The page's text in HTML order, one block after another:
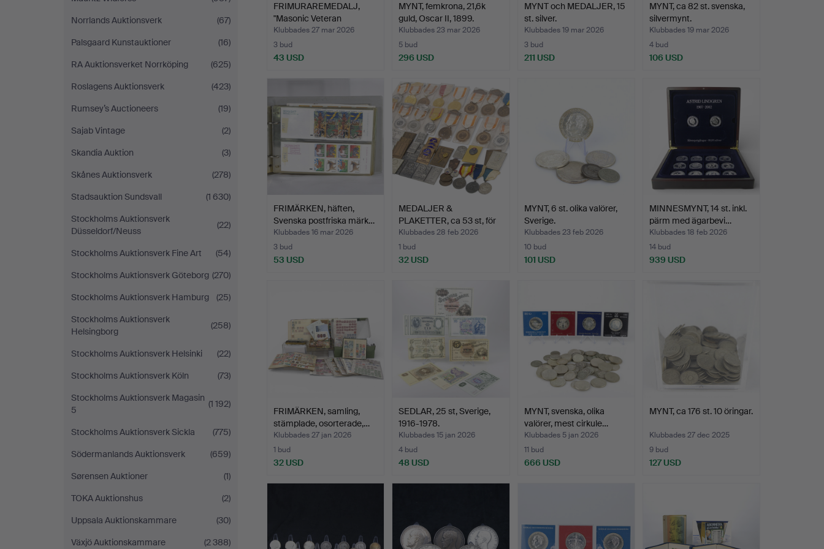
Norrlands Auktionsverk
(67)
Palsgaard Kunstauktioner
(16)
RA Auktionsverket Norrköping
(625)
Roslagens Auktionsverk
(423)
Rumsey’s Auctioneers
(19)
Sajab Vintage
(2)
Skandia Auktion
(3)
Skånes Auktionsverk
(278)
Stadsauktion Sundsvall
(1 630)
Stockholms Auktionsverk
Düsseldorf/Neuss
(22)
Stockholms Auktionsverk Fine Art
(54)
Stockholms Auktionsverk Göteborg (270)
Stockholms Auktionsverk Hamburg
(25)
Stockholms Auktionsverk
Helsingborg
(258)
Stockholms Auktionsverk Helsinki
(22)
Stockholms Auktionsverk Köln
(73)
Stockholms Auktionsverk Magasin
5
(1 192)
Stockholms Auktionsverk Sickla
(775)
Södermanlands Auktionsverk
(659)
Sørensen Auktioner
(1)
TOKA Auktionshus
(2)
Uppsala Auktionskammare
(30)
Växjö Auktionskammare
(2 388)
FRIMURAREMEDALJ,
"Masonic Veteran
Associat…
Klubbades 27 mar 2026
3 bud
43 USD
MYNT, femkrona, 21,6k
guld, Oscar II, 1899.
Klubbades 23 mar 2026
5 bud
296 USD
MYNT och MEDALJER, 15
st. silver.
Klubbades 19 mar 2026
3 bud
211 USD
MYNT, ca 82 st. svenska,
silvermynt.
Klubbades 19 mar 2026
4 bud
106 USD
FRIMÄRKEN, häften,
Svenska postfriska märk…
Klubbades 16 mar 2026
3 bud
53 USD
MEDALJER &
PLAKETTER, ca 53 st, för
bowlin…
Klubbades 28 feb 2026
1 bud
32 USD
MYNT, 6 st. olika valörer,
Sverige.
Klubbades 23 feb 2026
10 bud
101 USD
MINNESMYNT, 14 st. inkl.
pärm med ägarbevi…
Klubbades 18 feb 2026
14 bud
939 USD
FRIMÄRKEN, samling,
stämplade, osorterade,…
Klubbades 27 jan 2026
1 bud
32 USD
SEDLAR, 25 st, Sverige,
1916-1978.
Klubbades 15 jan 2026
4 bud
48 USD
MYNT, svenska, olika
valörer, mest cirkule…
Klubbades 5 jan 2026
11 bud
666 USD
MYNT, ca 176 st. 10 öringar.
Klubbades 27 dec 2025
9 bud
127 USD